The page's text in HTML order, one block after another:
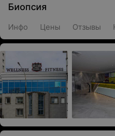
Биопсия
Инфо Цены Отзывы